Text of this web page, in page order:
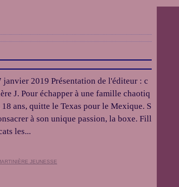
janvier 2019 Présentation de l'éditeur : c
J. Pour échapper à une famille chaotiq
18 ans, quitte le Texas pour le Mexique. S
à son unique passion, la boxe. Fill
les...
JEUNESSE